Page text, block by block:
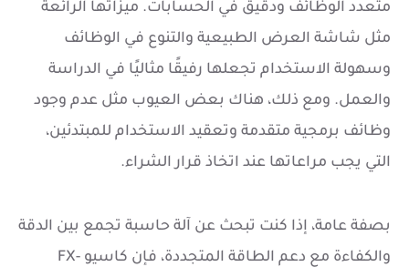
متعدد الوظائف ودقيق في الحسابات. ميزاتها الرائعة
مثل شاشة العرض الطبيعية والتنوع في الوظائف
وسهولة الاستخدام تجعلها رفيقًا مثاليًا في الدراسة
والعمل. ومع ذلك، هناك بعض العيوب مثل عدم وجود
وظائف برمجية متقدمة وتعقيد الاستخدام للمبتدئين،
التي يجب مراعاتها عند اتخاذ قرار الشراء.
بصفة عامة، إذا كنت تبحث عن آلة حاسبة تجمع بين الدقة
والكفاءة مع دعم الطاقة المتجددة، فإن كاسيو FX-